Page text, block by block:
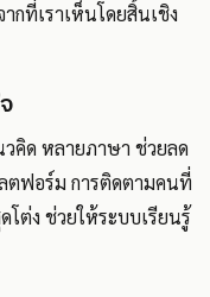
กที่เราเห็นโดยสิ้นเชิง
คิด หลายภาษา ช่วยลด
ฟอร์ม การติดตามคนที่
โต่ง ช่วยให้ระบบเรียนรู้